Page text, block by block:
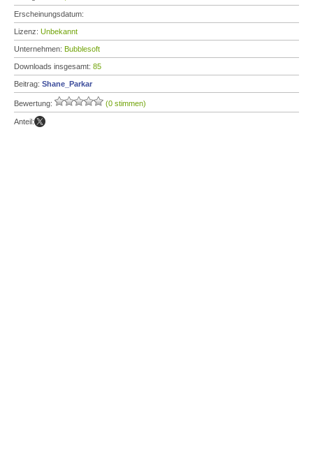
Erscheinungsdatum:
Lizenz: Unbekannt
Unternehmen: Bubblesoft
Downloads insgesamt: 85
Beitrag: Shane_Parkar
Bewertung: (0 stimmen)
Anteil: